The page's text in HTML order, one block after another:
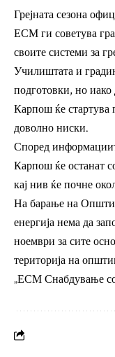
Грејната сезона
ЕСМ ги советува
своите системи за
Училиштата и
подготовки, но
Карпош ќе стартува
доволно ниски.
Според
Карпош ќе останат
кај нив ќе почне
На барање на
енергија нема да
ноември за сите
територија на
„ЕСМ Снабдување